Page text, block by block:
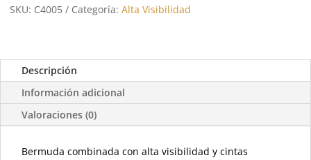
SKU: C4005 Categoría: Alta Visibilidad
Descripción
Información adicional
Valoraciones (0)
Bermuda combinada con alta visibilidad y cintas